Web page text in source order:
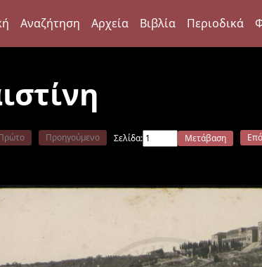
Αναζήτηση Αρχεία Βιβλία Περιοδικά
Προηγούμενο Σελίδα: Μετάβαση